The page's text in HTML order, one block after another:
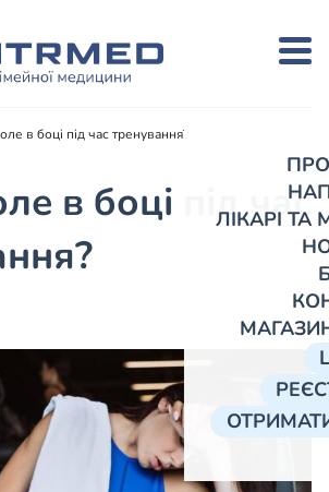
ЛІКАРІ
в боці під час тренування?
в боці під час